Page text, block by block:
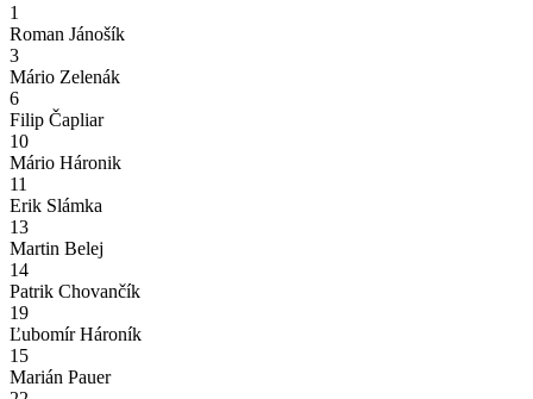
1
Roman Jánošík
3
Mário Zelenák
6
Filip Čapliar
10
Mário Háronik
11
Erik Slámka
13
Martin Belej
14
Patrik Chovančík
19
Ľubomír Hároník
15
Marián Pauer